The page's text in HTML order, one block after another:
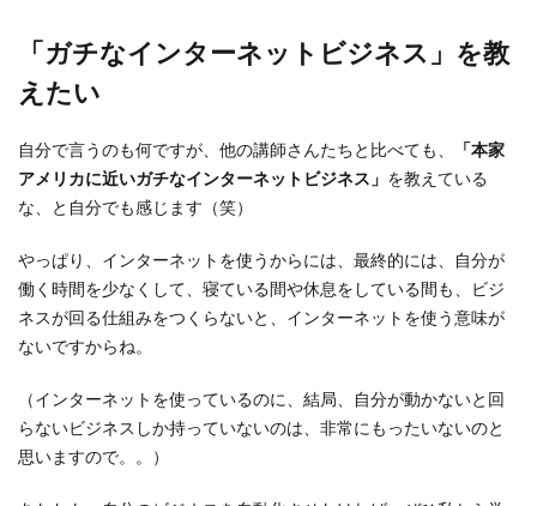
「ガチなインターネットビジネス」を教
えたい
自分で言うのも何ですが、他の講師さんたちと比べても、
「本家
アメリカに近いガチなインターネットビジネス」 を教えている
な、と自分でも感じます（笑）
やっぱり、インターネットを使うからには、最終的には、自分が
働く時間を少なくして、寝ている間や休息をしている間も、ビジ
ネスが回る仕組みをつくらないと、インターネットを使う意味が
ないですからね。
（インターネットを使っているのに、結局、自分が動かないと回
らないビジネスしか持っていないのは、非常にもったいないのと
思いますので。。）